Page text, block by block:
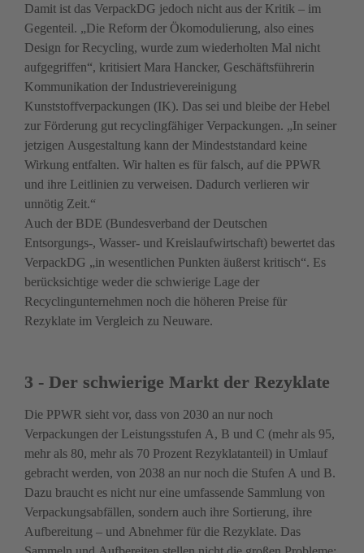
Damit ist das VerpackDG jedoch nicht aus der Kritik – im
Gegenteil. „Die Reform der Ökomodulierung, also eines
Design for Recycling, wurde zum wiederholten Mal nicht
aufgegriffen“, kritisiert Mara Hancker, Geschäftsführerin
Kommunikation der Industrievereinigung
Kunststoffverpackungen (IK). Das sei und bleibe der Hebel
zur Förderung gut recyclingfähiger Verpackungen. „In seiner
jetzigen Ausgestaltung kann der Mindeststandard keine
Wirkung entfalten. Wir halten es für falsch, auf die PPWR
und ihre Leitlinien zu verweisen. Dadurch verlieren wir
unnötig Zeit.“
Auch der BDE (Bundesverband der Deutschen
Entsorgungs-, Wasser- und Kreislaufwirtschaft) bewertet das
VerpackDG „in wesentlichen Punkten äußerst kritisch“. Es
berücksichtige weder die schwierige Lage der
Recyclingunternehmen noch die höheren Preise für
Rezyklate im Vergleich zu Neuware.
3 - Der schwierige Markt der Rezyklate
Die PPWR sieht vor, dass von 2030 an nur noch
Verpackungen der Leistungsstufen A, B und C (mehr als 95,
mehr als 80, mehr als 70 Prozent Rezyklatanteil) in Umlauf
gebracht werden, von 2038 an nur noch die Stufen A und B.
Dazu braucht es nicht nur eine umfassende Sammlung von
Verpackungs­abfällen, sondern auch ihre Sortierung, ihre
Aufbereitung – und Abnehmer für die Rezyklate. Das